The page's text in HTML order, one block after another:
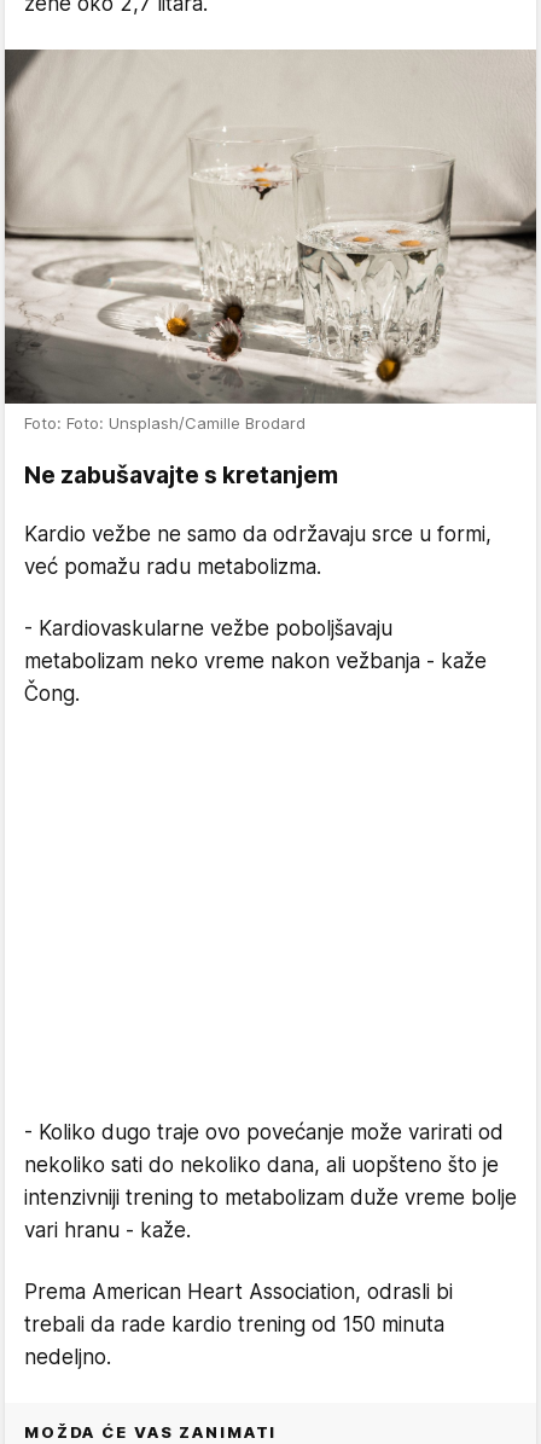
Foto: Foto: Unsplash/Camille Brodard
Ne zabušavajte s kretanjem
Kardio vežbe ne samo da održavaju srce u formi,
već pomažu radu metabolizma.
- Kardiovaskularne vežbe poboljšavaju
metabolizam neko vreme nakon vežbanja - kaže
Čong.
- Koliko dugo traje ovo povećanje može varirati od
nekoliko sati do nekoliko dana, ali uopšteno što je
intenzivniji trening to metabolizam duže vreme bolje
vari hranu - kaže.
Prema American Heart Association, odrasli bi
trebali da rade kardio trening od 150 minuta
nedeljno.
MOŽDA ĆE VAS ZANIMATI